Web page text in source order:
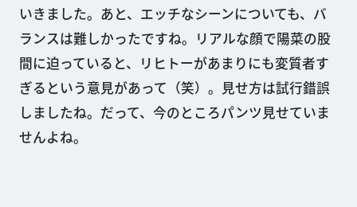
いきました。あと、エッチなシーンについても、バ
ランスは難しかったですね。リアルな顔で陽菜の股
間に迫っていると、リヒトーがあまりにも変質者す
ぎるという意見があって（笑）。見せ方は試行錯誤
しましたね。だって、今のところパンツ見せていま
せんよね。